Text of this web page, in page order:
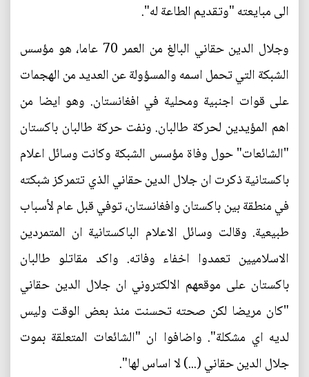
الى مبايعته "وتقديم الطاعة له".
وجلال الدين حقاني البالغ من العمر 70 عاما، هو مؤسس
الشبكة التي تحمل اسمه والمسؤولة عن العديد من الهجمات
على قوات اجنبية ومحلية في افغانستان. وهو ايضا من
اهم المؤيدين لحركة طالبان. ونفت حركة طالبان باكستان
"الشائعات" حول وفاة مؤسس الشبكة وكانت وسائل اعلام
باكستانية ذكرت ان جلال الدين حقاني الذي تتمركز شبكته
في منطقة بين باكستان وافغانستان، توفي قبل عام لأسباب
طبيعية. وقالت وسائل الاعلام الباكستانية ان المتمردين
الاسلاميين تعمدوا اخفاء وفاته. واكد مقاتلو طالبان
باكستان على موقعهم الالكتروني ان جلال الدين حقاني
"كان مريضا لكن صحته تحسنت منذ بعض الوقت وليس
لديه اي مشكلة". واضافوا ان "الشائعات المتعلقة بموت
جلال الدين حقاني (...) لا اساس لها".